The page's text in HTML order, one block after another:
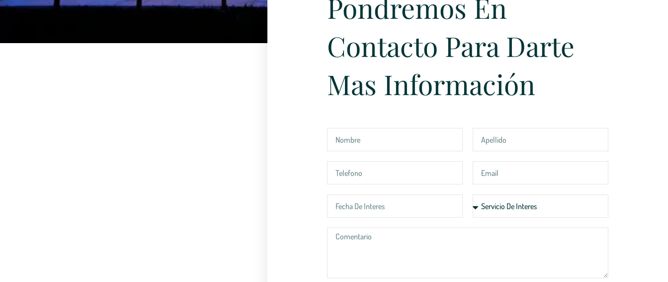
Pondremos En
Contacto Para Darte
Mas Información